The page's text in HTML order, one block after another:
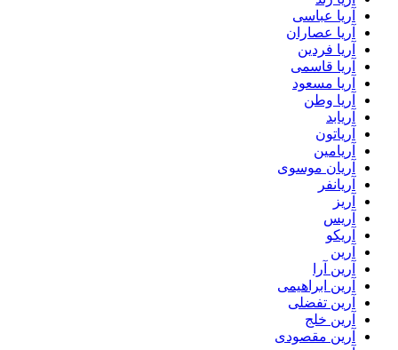
آریا عباسی
آریا عصاران
آریا فردین
آریا قاسمی
آریا مسعود
آریا وطن
آریابد
آریاتون
آریامین
آریان موسوی
آریانفر
آریز
آریس
آریکو
آرین
آرین آرا
آرین ابراهیمی
آرین تفضلی
آرین خلج
آرین مقصودی